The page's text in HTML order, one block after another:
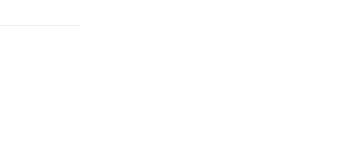
방구, 문방구놀이, 문방구가게놀이, 우리동네, 우리동네놀이, 우리동네가게, 가게